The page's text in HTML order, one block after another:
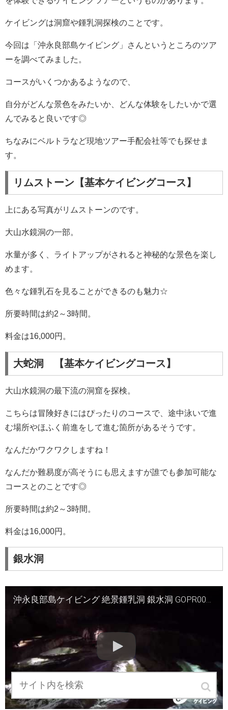
ケイビングは洞窟や鍾乳洞探検のことです。
今回は「沖永良部島ケイビング」さんというところのツア
ーを調べてみました。
コースがいくつかあるようなので、
自分がどんな景色をみたいか、どんな体験をしたいかで選
んでみると良いです◎
ちなみにベルトラなど現地ツアー手配会社等でも探せま
す。
リムストーン【基本ケイビングコース】
上にある写真がリムストーンのです。
大山水鏡洞の一部。
水量が多く、ライトアップがされると神秘的な景色を楽し
めます。
色々な鍾乳石を見ることができるのも魅力☆
所要時間は約2～3時間。
料金は16,000円。
大蛇洞 【基本ケイビングコース】
大山水鏡洞の最下流の洞窟を探検。
こちらは冒険好きにはぴったりのコースで、途中泳いで進
む場所やほふく前進をして進む箇所があるそうです。
なんだかワクワクしますね！
なんだか難易度が高そうにも思えますが誰でも参加可能な
コースとのことです◎
所要時間は約2～3時間。
料金は16,000円。
銀水洞